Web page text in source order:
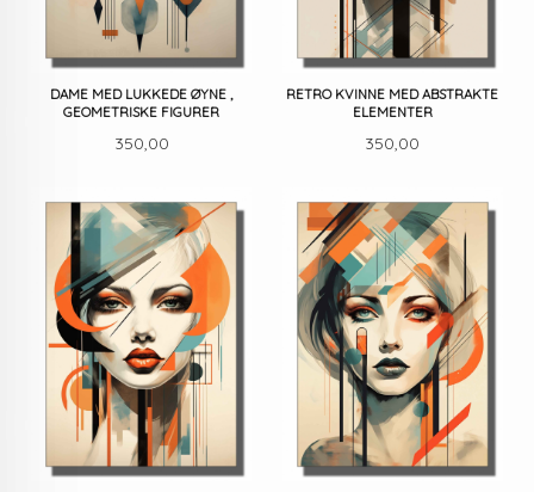
DAME MED LUKKEDE ØYNE ,
GEOMETRISKE FIGURER
Pris
350,00
RETRO KVINNE MED ABSTRAKTE
ELEMENTER
Pris
350,00